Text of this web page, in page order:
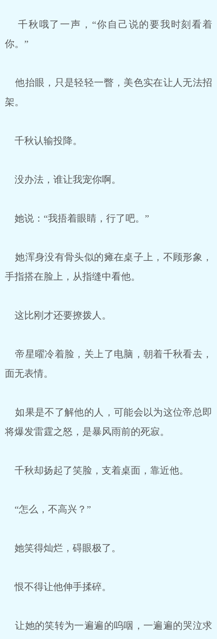
千秋哦了一声，“你自己说的要我时刻看着
你。”
他抬眼，只是轻轻一瞥，美色实在让人无法招
架。
千秋认输投降。
没办法，谁让我宠你啊。
她说：“我捂着眼睛，行了吧。”
她浑身没有骨头似的瘫在桌子上，不顾形象，
手指搭在脸上，从指缝中看他。
这比刚才还要撩拨人。
帝星曜冷着脸，关上了电脑，朝着千秋看去，
面无表情。
如果是不了解他的人，可能会以为这位帝总即
将爆发雷霆之怒，是暴风雨前的死寂。
千秋却扬起了笑脸，支着桌面，靠近他。
“怎么，不高兴？”
她笑得灿烂，碍眼极了。
恨不得让他伸手揉碎。
让她的笑转为一遍遍的呜咽，一遍遍的哭泣求